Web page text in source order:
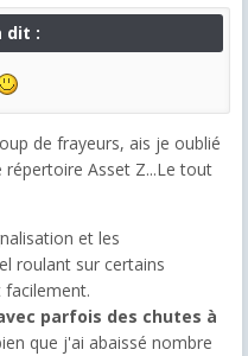
dit :
de frayeurs, ais je oublié
répertoire Asset Z...Le tout
et les
roulant sur certains
parfois des chutes à
que j'ai abaissé nombre